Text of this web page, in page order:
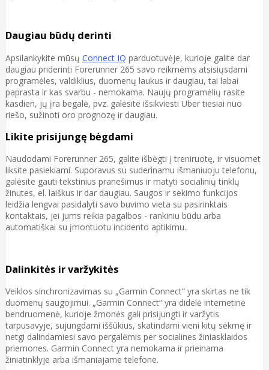
Daugiau būdų derinti
Apsilankykite mūsų Connect IQ parduotuvėje, kurioje galite dar
daugiau priderinti Forerunner 265 savo reikmėms atsisiųsdami
programėles, valdiklius, duomenų laukus ir daugiau, tai labai
paprasta ir kas svarbu - nemokama. Naujų programėlių rasite
kasdien, jų įra begalė, pvz. galėsite išsikviesti Uber tiesiai nuo
riešo, sužinoti oro prognozę ir daugiau.
Likite prisijungę bėgdami
Naudodami Forerunner 265, galite išbėgti į treniruotę, ir visuomet
liksite pasiekiami. Suporavus su suderinamu išmaniuoju telefonu,
galėsite gauti tekstinius pranešimus ir matyti socialinių tinklų
žinutes, el. laiškus ir dar daugiau. Saugos ir sekimo funkcijos
leidžia lengvai pasidalyti savo buvimo vieta su pasirinktais
kontaktais, jei jums reikia pagalbos - rankiniu būdu arba
automatiškai su įmontuotu incidento aptikimu..
Dalinkitės ir varžykitės
Veiklos sinchronizavimas su „Garmin Connect“ yra skirtas ne tik
duomenų saugojimui. „Garmin Connect“ yra didelė internetinė
bendruomenė, kurioje žmonės gali prisijungti ir varžytis
tarpusavyje, sujungdami iššūkius, skatindami vieni kitų sėkmę ir
netgi dalindamiesi savo pergalėmis per socialines žiniasklaidos
priemones. Garmin Connect yra nemokama ir prieinama
žiniatinklyje arba išmaniajame telefone.